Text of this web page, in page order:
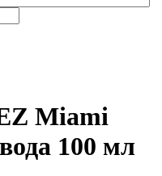
Miami
100 мл